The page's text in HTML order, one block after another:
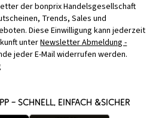
der bonprix Handelsgesellschaft
Trends, Sales und
Diese Einwilligung kann jederzeit
unterNewsletter Abmeldung -
jeder E-Mail widerrufen werden.
– SCHNELL, EINFACH &SICHER